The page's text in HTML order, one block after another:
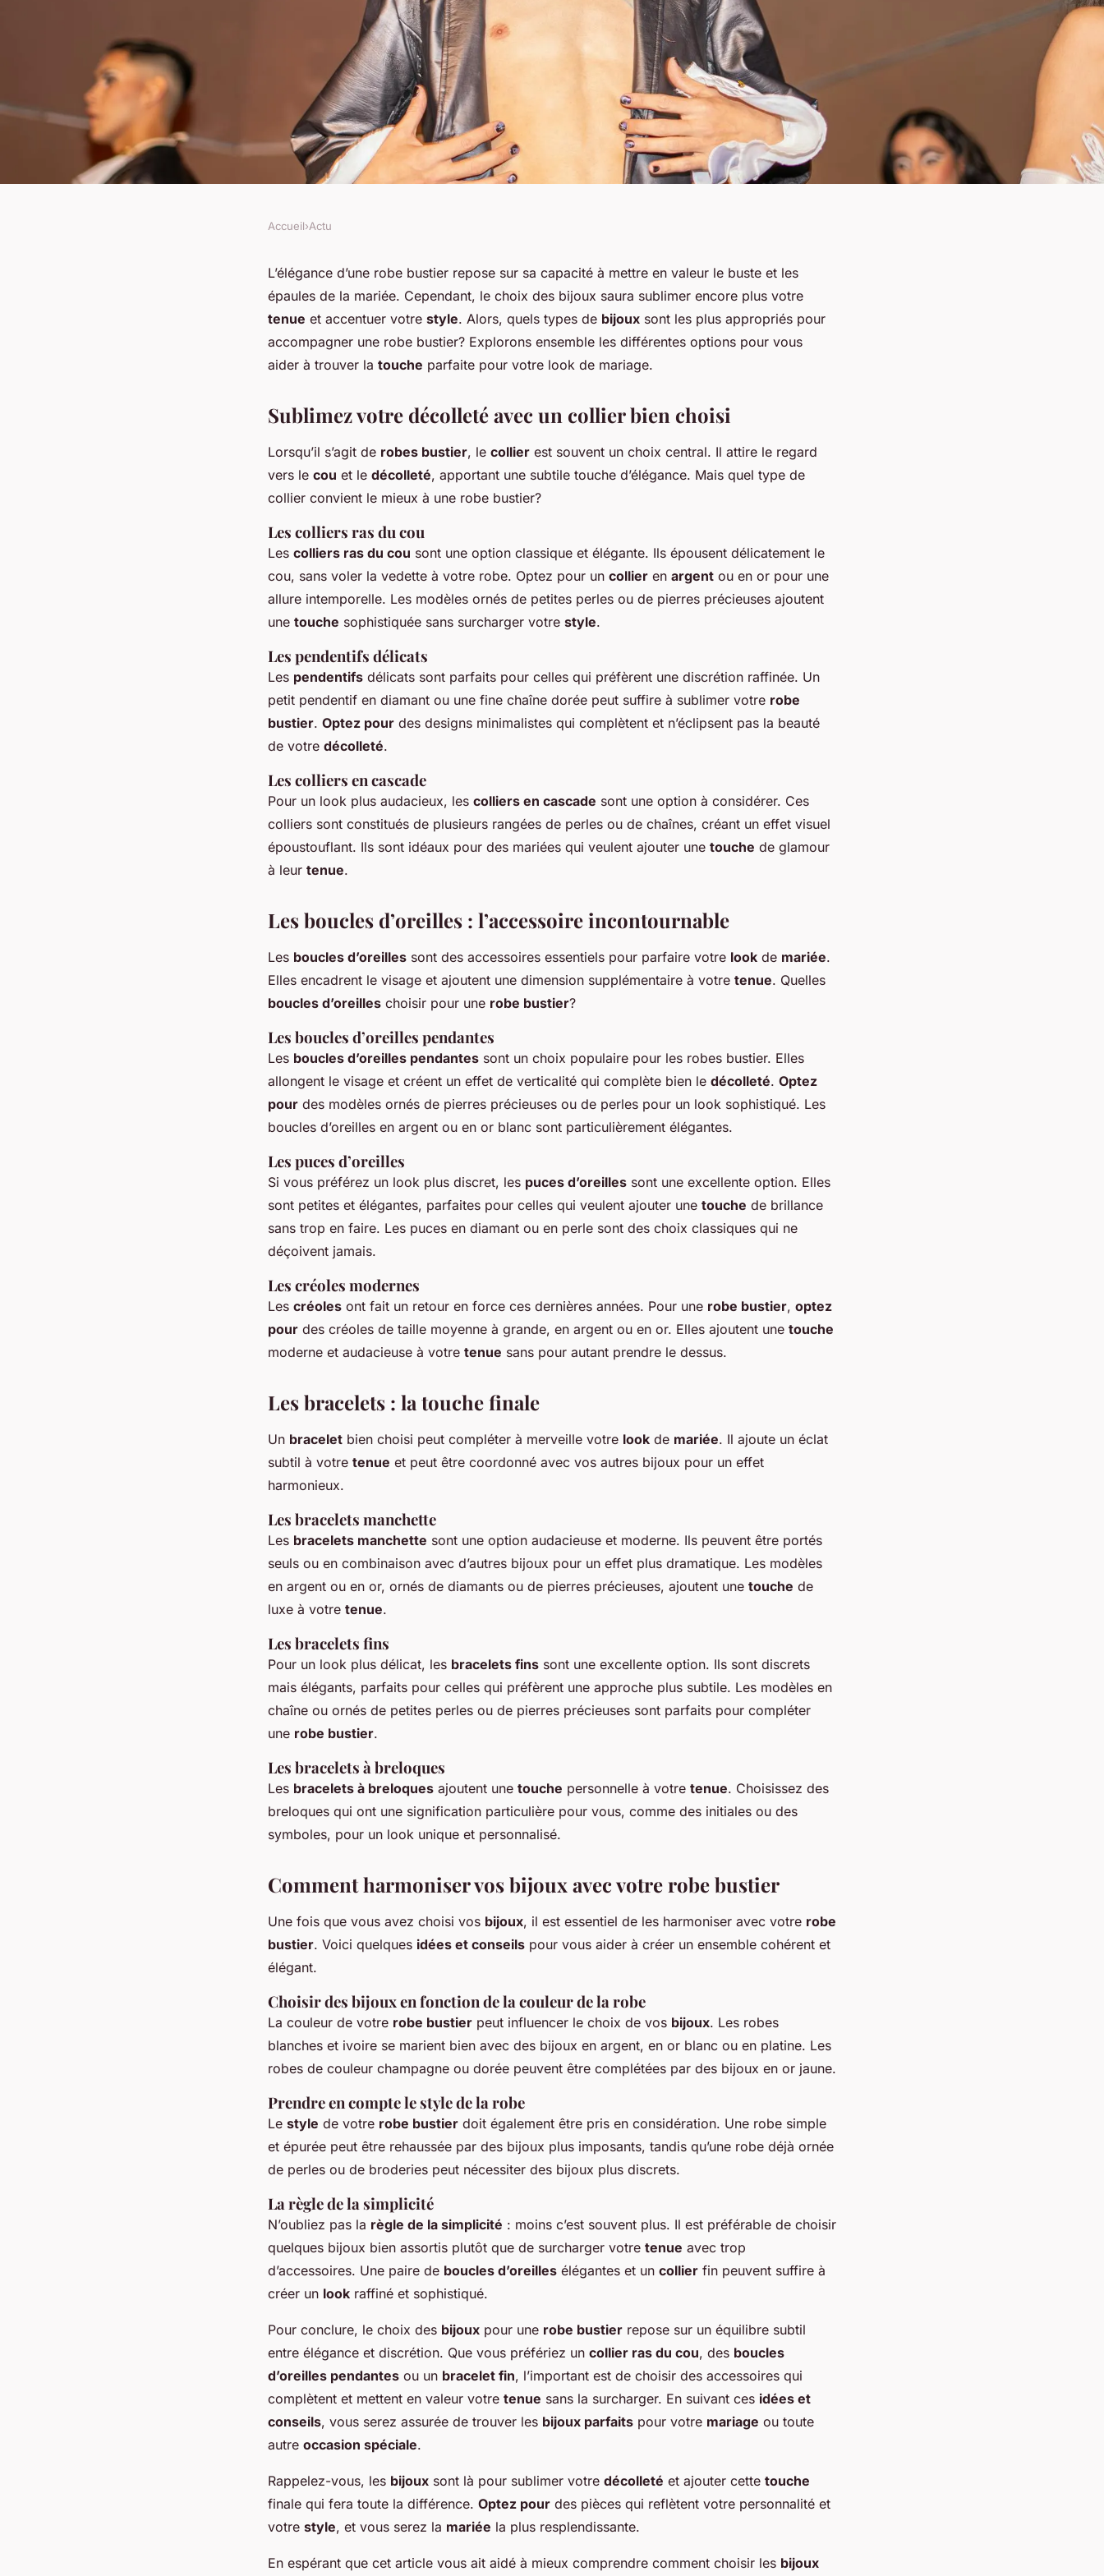
Quels types de bijoux sont adaptés
pour des robes bustier?
Accueil›Actu
L’élégance d’une robe bustier repose sur sa capacité à mettre en valeur le buste et les
épaules de la mariée. Cependant, le choix des bijoux saura sublimer encore plus votre
tenue et accentuer votre style. Alors, quels types de bijoux sont les plus appropriés pour
accompagner une robe bustier? Explorons ensemble les différentes options pour vous
aider à trouver la touche parfaite pour votre look de mariage.
Sublimez votre décolleté avec un collier bien choisi
Lorsqu’il s’agit de robes bustier, le collier est souvent un choix central. Il attire le regard
vers le cou et le décolleté, apportant une subtile touche d’élégance. Mais quel type de
collier convient le mieux à une robe bustier?
Les colliers ras du cou
Les colliers ras du cou sont une option classique et élégante. Ils épousent délicatement le
cou, sans voler la vedette à votre robe. Optez pour un collier en argent ou en or pour une
allure intemporelle. Les modèles ornés de petites perles ou de pierres précieuses ajoutent
une touche sophistiquée sans surcharger votre style.
Les pendentifs délicats
Les pendentifs délicats sont parfaits pour celles qui préfèrent une discrétion raffinée. Un
petit pendentif en diamant ou une fine chaîne dorée peut suffire à sublimer votre robe
bustier. Optez pour des designs minimalistes qui complètent et n’éclipsent pas la beauté
de votre décolleté.
Les colliers en cascade
Pour un look plus audacieux, les colliers en cascade sont une option à considérer. Ces
colliers sont constitués de plusieurs rangées de perles ou de chaînes, créant un effet visuel
époustouflant. Ils sont idéaux pour des mariées qui veulent ajouter une touche de glamour
à leur tenue.
Les boucles d’oreilles : l’accessoire incontournable
Les boucles d’oreilles sont des accessoires essentiels pour parfaire votre look de mariée.
Elles encadrent le visage et ajoutent une dimension supplémentaire à votre tenue. Quelles
boucles d’oreilles choisir pour une robe bustier?
Les boucles d’oreilles pendantes
Les boucles d’oreilles pendantes sont un choix populaire pour les robes bustier. Elles
allongent le visage et créent un effet de verticalité qui complète bien le décolleté. Optez
pour des modèles ornés de pierres précieuses ou de perles pour un look sophistiqué. Les
boucles d’oreilles en argent ou en or blanc sont particulièrement élégantes.
Les puces d’oreilles
Si vous préférez un look plus discret, les puces d’oreilles sont une excellente option. Elles
sont petites et élégantes, parfaites pour celles qui veulent ajouter une touche de brillance
sans trop en faire. Les puces en diamant ou en perle sont des choix classiques qui ne
déçoivent jamais.
Les créoles modernes
Les créoles ont fait un retour en force ces dernières années. Pour une robe bustier, optez
pour des créoles de taille moyenne à grande, en argent ou en or. Elles ajoutent une touche
moderne et audacieuse à votre tenue sans pour autant prendre le dessus.
Les bracelets : la touche finale
Un bracelet bien choisi peut compléter à merveille votre look de mariée. Il ajoute un éclat
subtil à votre tenue et peut être coordonné avec vos autres bijoux pour un effet
harmonieux.
Les bracelets manchette
Les bracelets manchette sont une option audacieuse et moderne. Ils peuvent être portés
seuls ou en combinaison avec d’autres bijoux pour un effet plus dramatique. Les modèles
en argent ou en or, ornés de diamants ou de pierres précieuses, ajoutent une touche de
luxe à votre tenue.
Les bracelets fins
Pour un look plus délicat, les bracelets fins sont une excellente option. Ils sont discrets
mais élégants, parfaits pour celles qui préfèrent une approche plus subtile. Les modèles en
chaîne ou ornés de petites perles ou de pierres précieuses sont parfaits pour compléter
une robe bustier.
Les bracelets à breloques
Les bracelets à breloques ajoutent une touche personnelle à votre tenue. Choisissez des
breloques qui ont une signification particulière pour vous, comme des initiales ou des
symboles, pour un look unique et personnalisé.
Comment harmoniser vos bijoux avec votre robe bustier
Une fois que vous avez choisi vos bijoux, il est essentiel de les harmoniser avec votre robe
bustier. Voici quelques idées et conseils pour vous aider à créer un ensemble cohérent et
élégant.
Choisir des bijoux en fonction de la couleur de la robe
La couleur de votre robe bustier peut influencer le choix de vos bijoux. Les robes
blanches et ivoire se marient bien avec des bijoux en argent, en or blanc ou en platine. Les
robes de couleur champagne ou dorée peuvent être complétées par des bijoux en or jaune.
Prendre en compte le style de la robe
Le style de votre robe bustier doit également être pris en considération. Une robe simple
et épurée peut être rehaussée par des bijoux plus imposants, tandis qu’une robe déjà ornée
de perles ou de broderies peut nécessiter des bijoux plus discrets.
La règle de la simplicité
N’oubliez pas la règle de la simplicité : moins c’est souvent plus. Il est préférable de choisir
quelques bijoux bien assortis plutôt que de surcharger votre tenue avec trop
d’accessoires. Une paire de boucles d’oreilles élégantes et un collier fin peuvent suffire à
créer un look raffiné et sophistiqué.
Pour conclure, le choix des bijoux pour une robe bustier repose sur un équilibre subtil
entre élégance et discrétion. Que vous préfériez un collier ras du cou, des boucles
d’oreilles pendantes ou un bracelet fin, l’important est de choisir des accessoires qui
complètent et mettent en valeur votre tenue sans la surcharger. En suivant ces idées et
conseils, vous serez assurée de trouver les bijoux parfaits pour votre mariage ou toute
autre occasion spéciale.
Rappelez-vous, les bijoux sont là pour sublimer votre décolleté et ajouter cette touche
finale qui fera toute la différence. Optez pour des pièces qui reflètent votre personnalité et
votre style, et vous serez la mariée la plus resplendissante.
En espérant que cet article vous ait aidé à mieux comprendre comment choisir les bijoux